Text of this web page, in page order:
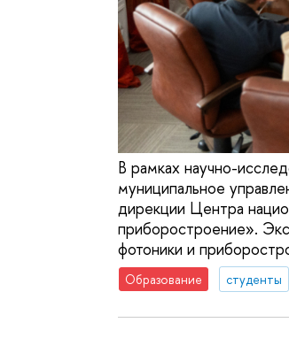
В рамках научно-
муниципальное
дирекции Центра
приборостроение».
фотоники и
Образование студенты